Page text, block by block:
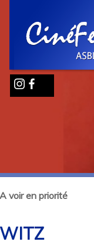
voir en priorité